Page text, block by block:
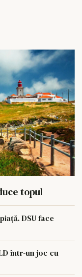
topul
DSU face
într-un joc cu